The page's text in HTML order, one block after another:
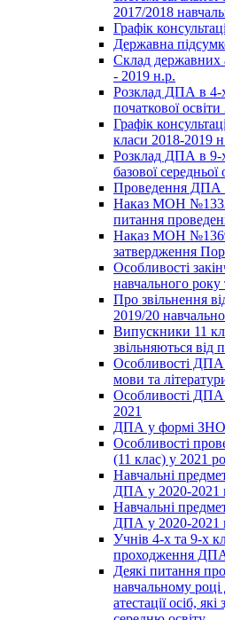
2017/2018
Графік
Державна
Склад державних
- 2019 н.р.
Розклад ДПА в 4-х
початкової
Графік
класи 2018-2019
Розклад ДПА в 9-х
базової середньої
Проведення ДПА
Наказ МОН №1332
питання
Наказ МОН №1369
затвердження
Особливості
навчального
Про звільнення
2019/20
Випускники 11
звільняються
Особливості ДПА
мови та
Особливості
2021
ДПА у формі ЗНО
Особливості
(11 клас) у 2021
Навчальні
ДПА у 2020-2021
Навчальні
ДПА у 2020-2021
Учнів 4-х та 9-х
проходження
Деякі питання
навчальному році
атестації осіб,